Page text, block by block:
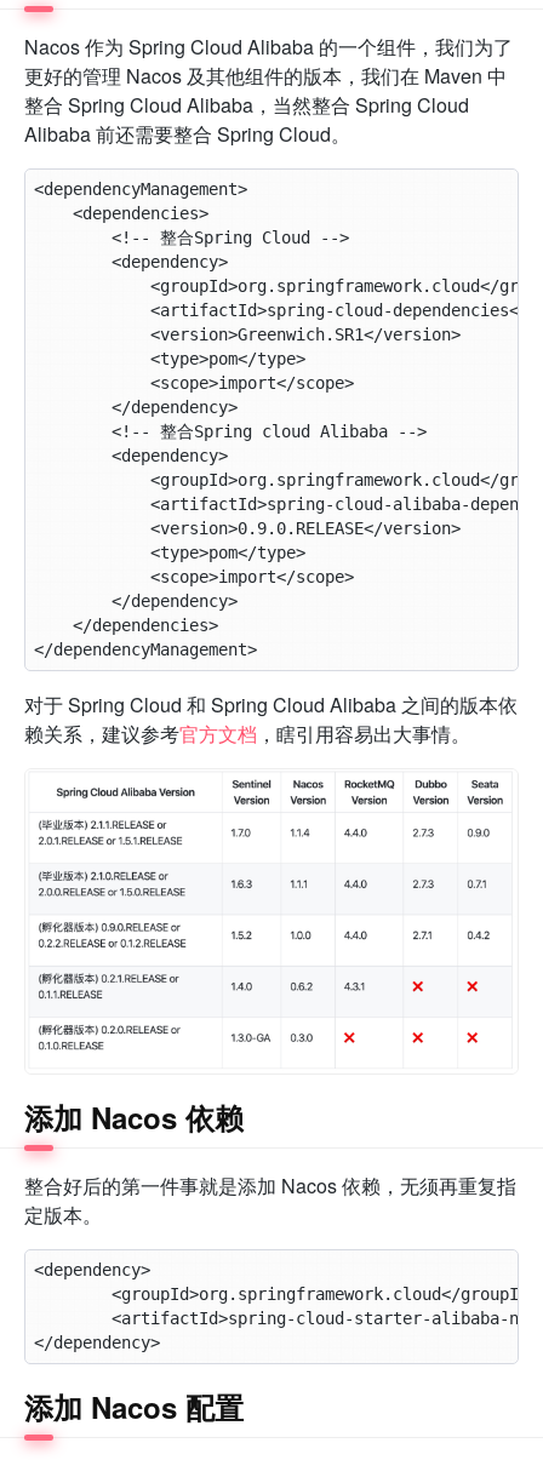
Nacos 作为 Spring Cloud Alibaba 的一个组件，我们为了
更好的管理 Nacos 及其他组件的版本，我们在 Maven 中
整合 Spring Cloud Alibaba，当然整合 Spring Cloud
Alibaba 前还需要整合 Spring Cloud。
<dependencyManagement>
    <dependencies>
        <!-- 整合Spring Cloud -->
        <dependency>
            <version>Greenwich.SR1</version>
            <type>pom</type>
            <scope>import</scope>
        </dependency>
        <!-- 整合Spring cloud Alibaba -->
        <dependency>
            <version>0.9.0.RELEASE</version>
            <type>pom</type>
            <scope>import</scope>
        </dependency>
    </dependencies>
</dependencyManagement>
对于 Spring Cloud 和 Spring Cloud Alibaba 之间的版本依
赖关系，建议参考官方文档 ，瞎引用容易出大事情。
添加 Nacos 依赖
整合好后的第一件事就是添加 Nacos 依赖，无须再重复指
定版本。
<dependency>
</dependency>
添加 Nacos 配置